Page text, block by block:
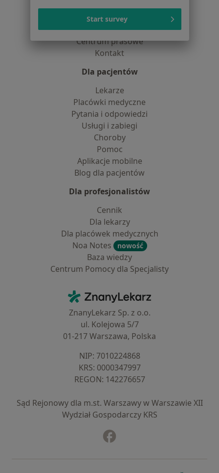
O nas
Praca Rekrutujemy!
Partnerzy
Centrum prasowe
Kontakt
Dla pacjentów
Lekarze
Placówki medyczne
Pytania i odpowiedzi
Usługi i zabiegi
Choroby
Pomoc
Aplikacje mobilne
Blog dla pacjentów
Dla profesjonalistów
Cennik
Dla lekarzy
Dla placówek medycznych
Noa Notes
nowość
Baza wiedzy
Centrum Pomocy dla Specjalisty
ZnanyLekarz - Strona główna
ZnanyLekarz Sp. z o.o.
ul. Kolejowa 5/7
01-217 Warszawa, Polska
NIP: ⁠7010224868
KRS: ⁠0000347997
REGON: ⁠142276657
Sąd Rejonowy dla m.st. Warszawy w Warszawie XII
Wydział Gospodarczy KRS
Start survey